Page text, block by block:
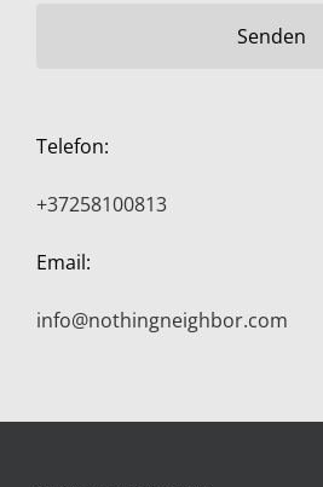
Telefon:
+37258100813
Email:
info@nothingneighbor.com